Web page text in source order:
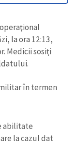
la ora 12:13,
Medicii sosiţi
în termen
abilitate
la cazul dat